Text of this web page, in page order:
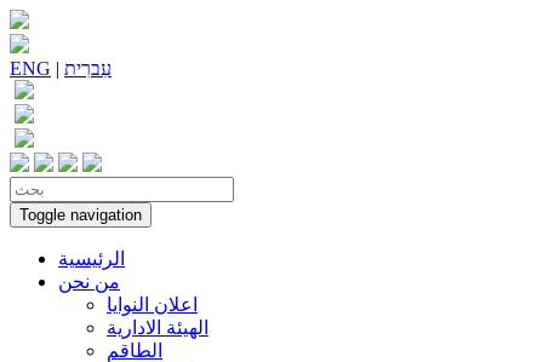
ENG | עִברִית
Toggle navigation
الرئيسية
من نحن
اعلان النوايا
الهيئة الادارية
الطاقم